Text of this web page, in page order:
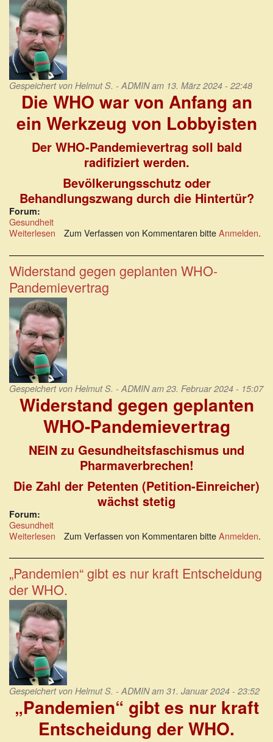
Gespeichert von Helmut S. - ADMINam 13. März 2024 - 22:48
Die WHO war von Anfang an
ein Werkzeug von Lobbyisten
Der WHO-Pandemievertrag soll bald
radifiziert werden.
Bevölkerungsschutz oder
Behandlungszwang durch die Hintertür?
Forum:
Gesundheit
Weiterlesen über
WHO
von
Anfang
an
ein
Werkzeug
von
Lobbyisten
Zum Verfassen von Kommentaren bitteAnmelden.
Widerstand gegen geplanten WHO-
Pandemievertrag
Gespeichert von Helmut S. - ADMINam 23. Februar 2024 - 15:07
Widerstand gegen geplanten
WHO-Pandemievertrag
NEIN zu Gesundheitsfaschismus und
Pharmaverbrechen!
Die Zahl der Petenten (Petition-Einreicher)
wächst stetig
Forum:
Gesundheit
Weiterlesen über
gegen
geplanten
WHO-
Pandemievertrag
Zum Verfassen von Kommentaren bitteAnmelden.
„Pandemien“ gibt es nur kraft Entscheidung
der WHO.
Gespeichert von Helmut S. - ADMINam 31. Januar 2024 - 23:52
„Pandemien“ gibt es nur kraft
Entscheidung der WHO.